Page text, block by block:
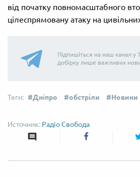
від початку повномасштабного
цілеспрямовану атаку на
Підпишіться на наш канал у
добірку лише важливих
Дніпро обстріли Новини
Радіо Свобода